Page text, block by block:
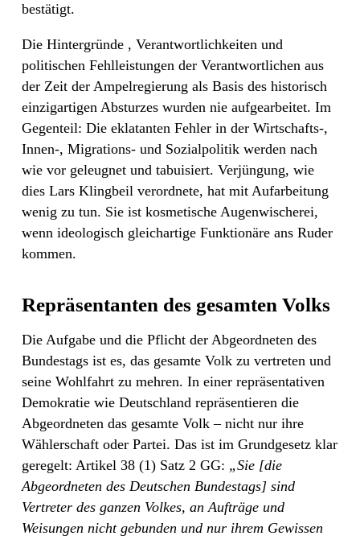
bestätigt.
Die Hintergründe , Verantwortlichkeiten und
politischen Fehlleistungen der Verantwortlichen aus
der Zeit der Ampelregierung als Basis des historisch
einzigartigen Absturzes wurden nie aufgearbeitet. Im
Gegenteil: Die eklatanten Fehler in der Wirtschafts-,
Innen-, Migrations- und Sozialpolitik werden nach
wie vor geleugnet und tabuisiert. Verjüngung, wie
dies Lars Klingbeil verordnete, hat mit Aufarbeitung
wenig zu tun. Sie ist kosmetische Augenwischerei,
wenn ideologisch gleichartige Funktionäre ans Ruder
kommen.
Repräsentanten des gesamten Volks
Die Aufgabe und die Pflicht der Abgeordneten des
Bundestags ist es, das gesamte Volk zu vertreten und
seine Wohlfahrt zu mehren. In einer repräsentativen
Demokratie wie Deutschland repräsentieren die
Abgeordneten das gesamte Volk – nicht nur ihre
Wählerschaft oder Partei. Das ist im Grundgesetz klar
geregelt: Artikel 38 (1) Satz 2 GG: „Sie [die
Abgeordneten des Deutschen Bundestags] sind
Vertreter des ganzen Volkes, an Aufträge und
Weisungen nicht gebunden und nur ihrem Gewissen